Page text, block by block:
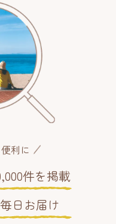
利に
件を掲載
日お届け